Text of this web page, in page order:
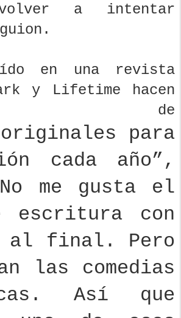
a intentar
en una revista
y Lifetime hacen
de
originales para
cada año”,
me gusta el
escritura con
al final. Pero
las comedias
Así que